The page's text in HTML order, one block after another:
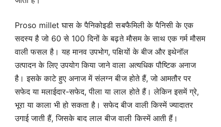
Proso millet घास के पैनिकोइडी सबफैमिली के पैनिसी के एक
सदस्य है जो 60 से 100 दिनों के बढ़ते मौसम के साथ एक गर्म मौसम
वाली फसल है। यह मानव उपभोग, पक्षियों के बीज और इथेनॉल
उत्पादन के लिए उपयोग किया जाने वाला अत्यधिक पौष्टिक अनाज
है। इसके काटे हुए अनाज में संलग्न बीज होते हैं, जो आमतौर पर
सफेद या मलाईदार-सफेद, पीला या लाल होते हैं। लेकिन इसमें ग्रे,
भूरा या काला भी हो सकता है। सफेद बीज वाली किस्में ज्यादातर
उगाई जाती हैं, जिसके बाद लाल बीज वाली किस्में आती हैं।